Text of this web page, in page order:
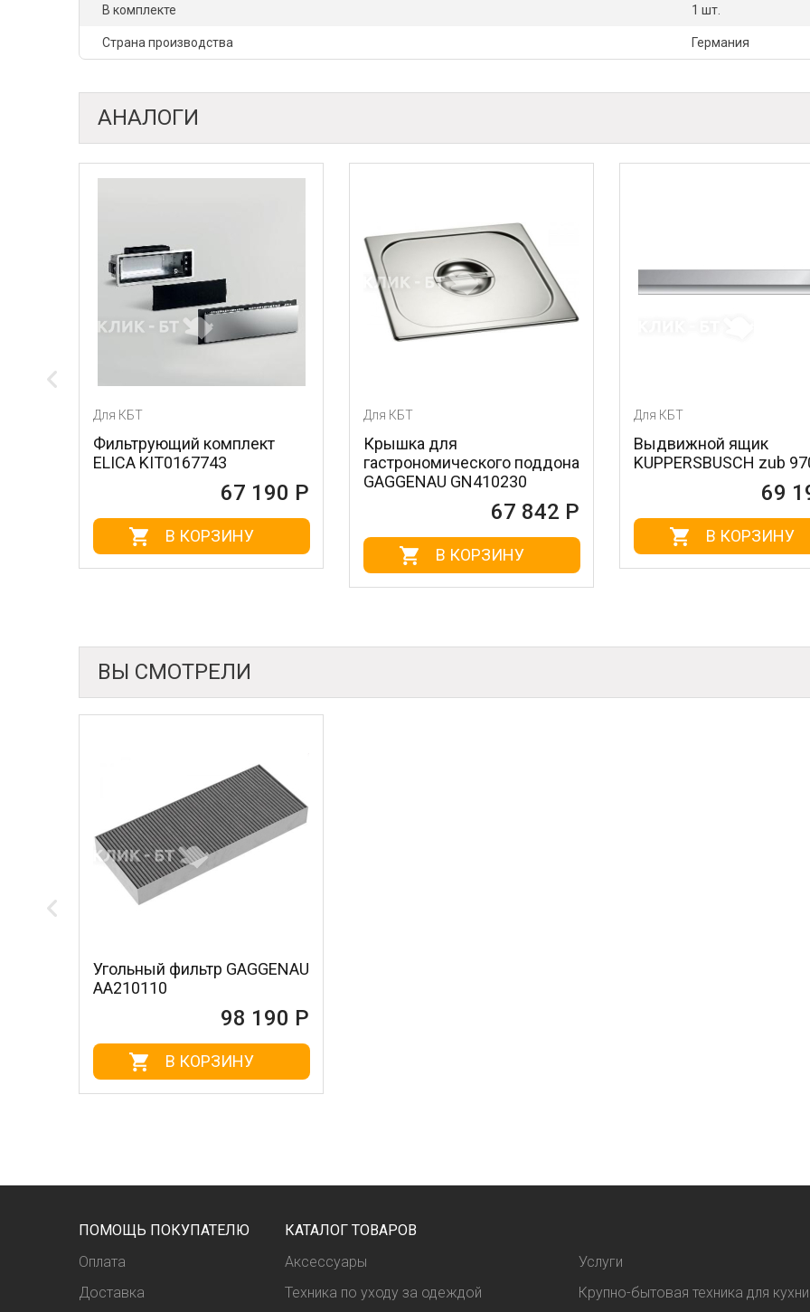
В комплекте 1 шт.
Страна производства Германия
АНАЛОГИ
Для КБТ
Фильтрующий комплект
ELICA KIT0167743
67 190 Р
В КОРЗИНУ
Для КБТ
Крышка для
гастрономического поддона
GAGGENAU GN410230
67 842 Р
В КОРЗИНУ
Для КБТ
Выдвижной ящик
KUPPERSBUSCH zub
69
В КОРЗИНУ
ВЫ СМОТРЕЛИ
Угольный фильтр GAGGENAU
AA210110
98 190 Р
В КОРЗИНУ
ПОМОЩЬ ПОКУПАТЕЛЮ
Оплата
Доставка
КАТАЛОГ ТОВАРОВ
Аксессуары
Услуги
Техника по уходу за одеждой
Крупно-бытовая техника для кухни